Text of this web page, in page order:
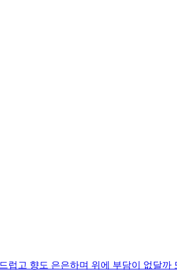
고 향도 은은하며 위에 부담이 없달까